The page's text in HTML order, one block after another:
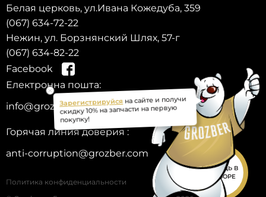
ПОМОЩЬ В
ПОДБОРЕ
Белая церковь, ул.Ивана Кожедуба, 359
(067) 634-72-22
Нежин, ул. Борзнянский Шлях, 57-г
(067) 634-82-22
Facebook
Електронна пошта:
info@grozber.com
Горячая линия доверия :
anti-corruption@grozber.com
Политика конфиденциальности
Зарегистрируйсяна сайте и получи
скидку 10% на запчасти на первую
покупку!